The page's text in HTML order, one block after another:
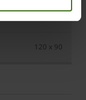
120 x 90